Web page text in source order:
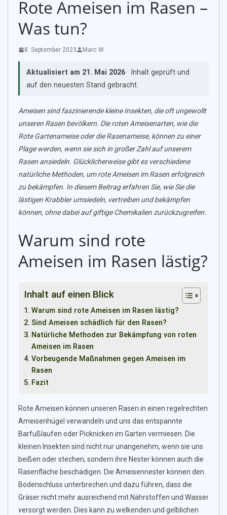
Rote Ameisen im Rasen –
Was tun?
8. September 2023 Marc W
Aktualisiert am 21. Mai 2026· Inhalt geprüft und
auf den neuesten Stand gebracht.
Ameisen sind faszinierende kleine Insekten, die oft ungewollt
unseren Rasen bevölkern. Die roten Ameisenarten, wie die
Rote Gartenameise oder die Rasenameise, können zu einer
Plage werden, wenn sie sich in großer Zahl auf unserem
Rasen ansiedeln. Glücklicherweise gibt es verschiedene
natürliche Methoden, um rote Ameisen im Rasen erfolgreich
zu bekämpfen. In diesem Beitrag erfahren Sie, wie Sie die
lästigen Krabbler umsiedeln, vertreiben und bekämpfen
können, ohne dabei auf giftige Chemikalien zurückzugreifen.
Warum sind rote
Ameisen im Rasen lästig?
Inhalt auf einen Blick
Warum sind rote Ameisen im Rasen lästig?
Sind Ameisen schädlich für den Rasen?
Natürliche Methoden zur Bekämpfung von roten
Ameisen im Rasen
Vorbeugende Maßnahmen gegen Ameisen im
Rasen
Fazit
Rote Ameisen können unseren Rasen in einen regelrechten
Ameisenhügel verwandeln und uns das entspannte
Barfußlaufen oder Picknicken im Garten vermiesen. Die
kleinen Insekten sind nicht nur unangenehm, wenn sie uns
beißen oder stechen, sondern ihre Nester können auch die
Rasenfläche beschädigen. Die Ameisennester können den
Bodenschluss unterbrechen und dazu führen, dass die
Gräser nicht mehr ausreichend mit Nährstoffen und Wasser
versorgt werden. Dies kann zu welkenden und gelblichen